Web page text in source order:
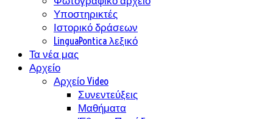
Υποστηρικτές
Ιστορικό δράσεων
LinguaPontica λεξικό
Τα νέα μας
Αρχείο
Αρχείο Video
Συνεντεύξεις
Μαθήματα